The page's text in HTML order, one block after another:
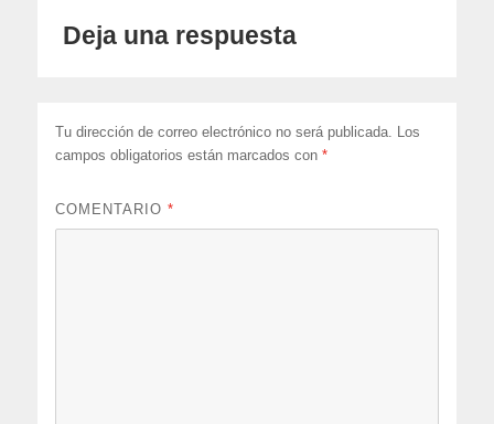
Deja una respuesta
Tu dirección de correo electrónico no será publicada. Los
campos obligatorios están marcados con*
COMENTARIO*